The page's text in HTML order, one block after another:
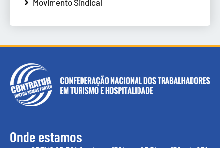
Movimento Sindical
Onde estamos